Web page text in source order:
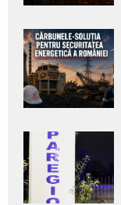
Adaugă
aici textul
pentru
subtitlu
Adaugă
aici textul
pentru
subtitlu